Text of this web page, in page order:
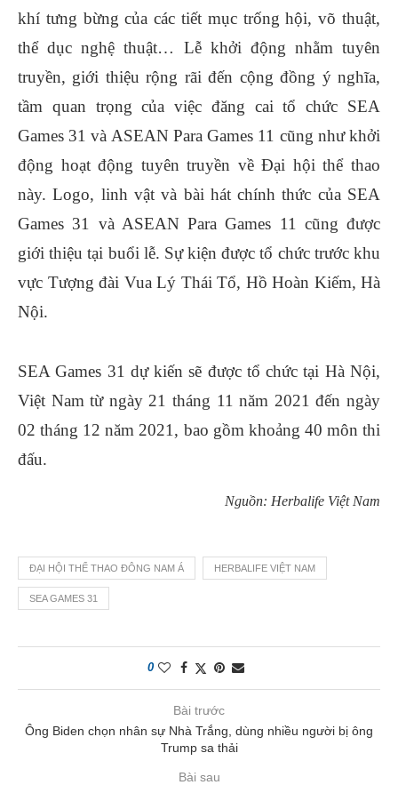
khí tưng bừng của các tiết mục trống hội, võ thuật,
thể dục nghệ thuật… Lễ khởi động nhằm tuyên
truyền, giới thiệu rộng rãi đến cộng đồng ý nghĩa,
tầm quan trọng của việc đăng cai tổ chức SEA
Games 31 và ASEAN Para Games 11 cũng như khởi
động hoạt động tuyên truyền về Đại hội thể thao
này. Logo, linh vật và bài hát chính thức của SEA
Games 31 và ASEAN Para Games 11 cũng được
giới thiệu tại buổi lễ. Sự kiện được tổ chức trước khu
vực Tượng đài Vua Lý Thái Tổ, Hồ Hoàn Kiếm, Hà
Nội.
SEA Games 31 dự kiến sẽ được tổ chức tại Hà Nội,
Việt Nam từ ngày 21 tháng 11 năm 2021 đến ngày
02 tháng 12 năm 2021, bao gồm khoảng 40 môn thi
đấu.
Nguồn: Herbalife Việt Nam
ĐẠI HỘI THỂ THAO ĐÔNG NAM Á HERBALIFE VIỆT NAM
SEA GAMES 31
0
Bài trước
Ông Biden chọn nhân sự Nhà Trắng, dùng nhiều người bị ông
Trump sa thải
Bài sau